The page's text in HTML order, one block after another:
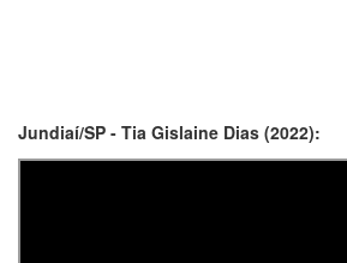
Jundiaí/SP - Tia Gislaine Dias (2022):